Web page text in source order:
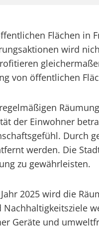
Flächen in
wird
von öffentlichen
der Einwohner
Durch
werden. Die
zu gewährleisten.
2025 wird die
Geräte und